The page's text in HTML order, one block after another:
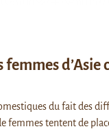
d’Asie
du fait des
femmes tentent de